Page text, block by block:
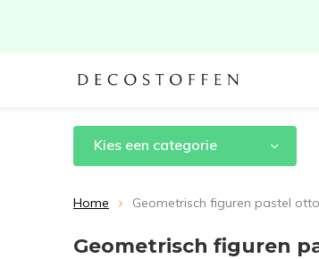
Kies een categorie
Home Geometrisch figuren pastel
Geometrisch figuren